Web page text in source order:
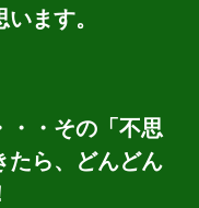
ます。
・・その「不思
たら、どんどん